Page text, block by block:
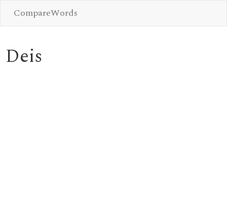
CompareWords
Deis